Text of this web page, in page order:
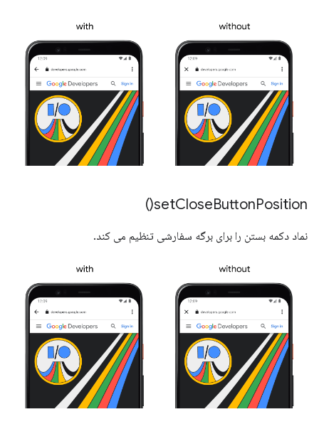
setCloseButtonPosition(
)
نماد دکمه بستن را برای برگه سفارشی تنظیم می کند.